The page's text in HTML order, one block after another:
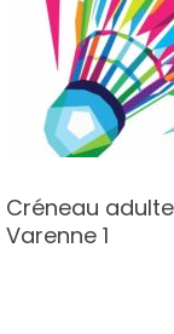
Créneau
Varenne 1